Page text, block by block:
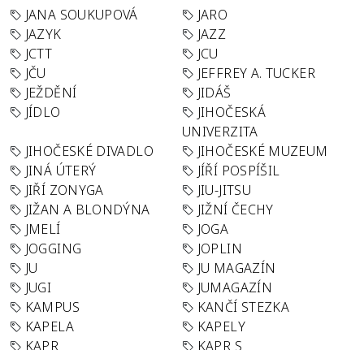
JANA SOUKUPOVÁ
JARO
JAZYK
JAZZ
JCTT
JCU
JČU
JEFFREY A. TUCKER
JEŽDĚNÍ
JIDÁŠ
JÍDLO
JIHOČESKÁ
UNIVERZITA
JIHOČESKÉ DIVADLO
JIHOČESKÉ MUZEUM
JINÁ ÚTERÝ
JÍŘÍ POSPÍŠIL
JIŘÍ ZONYGA
JIU-JITSU
JIŽAN A BLONDÝNA
JIŽNÍ ČECHY
JMELÍ
JOGA
JOGGING
JOPLIN
JU
JU MAGAZÍN
JUGI
JUMAGAZÍN
KAMPUS
KANČÍ STEZKA
KAPELA
KAPELY
KAPR
KAPR S